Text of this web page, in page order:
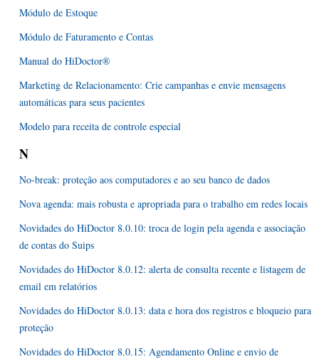
Módulo de Estoque
Módulo de Faturamento e Contas
Manual do HiDoctor®
Marketing de Relacionamento: Crie campanhas e envie mensagens
automáticas para seus pacientes
Modelo para receita de controle especial
N
No-break: proteção aos computadores e ao seu banco de dados
Nova agenda: mais robusta e apropriada para o trabalho em redes locais
Novidades do HiDoctor 8.0.10: troca de login pela agenda e associação
de contas do Suips
Novidades do HiDoctor 8.0.12: alerta de consulta recente e listagem de
email em relatórios
Novidades do HiDoctor 8.0.13: data e hora dos registros e bloqueio para
proteção
Novidades do HiDoctor 8.0.15: Agendamento Online e envio de